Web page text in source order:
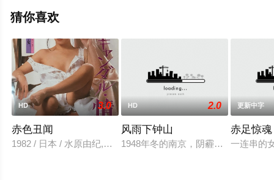
完整版电影大全就上星辰影视，更多相关信息可移步至豆
猜你喜欢
HD 3.0
赤色丑闻
1982 / 日本 / 水原由纪,泉淳,戸川昌子,水木薫,中野久美子
HD 2.0
风雨下钟山
1948年冬的南京，阴霾密布，蒋介
更新中字
赤足惊魂
一连串的